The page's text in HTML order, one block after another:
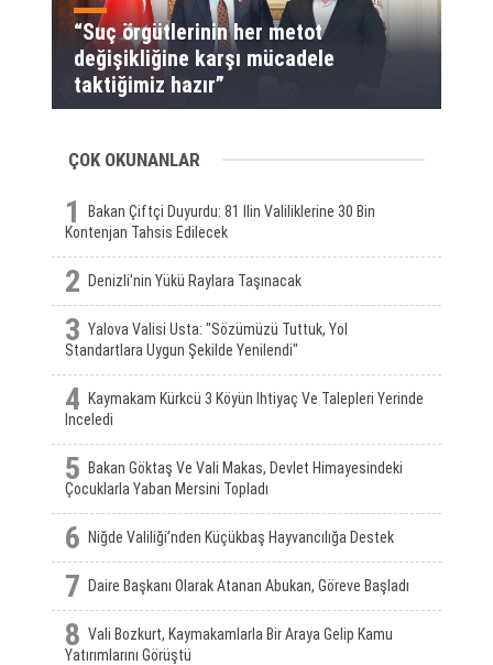
“Suç örgütlerinin her metot
değişikliğine karşı mücadele
taktiğimiz hazır”
ÇOK OKUNANLAR
1
Bakan Çiftçi Duyurdu: 81 Ilin Valiliklerine 30 Bin
Kontenjan Tahsis Edilecek
2 Denizli'nin Yükü Raylara Taşınacak
3 Yalova Valisi Usta: "Sözümüzü Tuttuk, Yol
Standartlara Uygun Şekilde Yenilendi"
4
Kaymakam Kürkcü 3 Köyün Ihtiyaç Ve Talepleri Yerinde
Inceledi
5
Bakan Göktaş Ve Vali Makas, Devlet Himayesindeki
Çocuklarla Yaban Mersini Topladı
6 Niğde Valiliği’nden Küçükbaş Hayvancılığa Destek
7 Daire Başkanı Olarak Atanan Abukan, Göreve Başladı
8 Vali Bozkurt, Kaymakamlarla Bir Araya Gelip Kamu
Yatırımlarını Görüştü